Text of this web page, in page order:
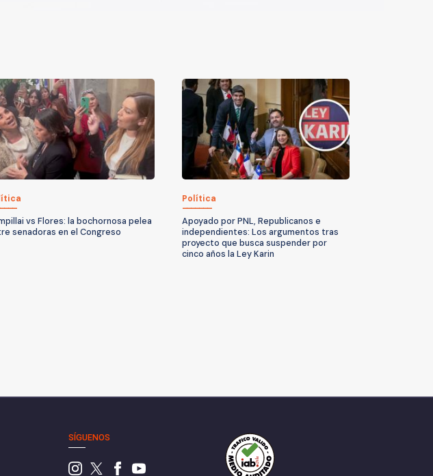
vs Flores: la bochornosa pelea
senadoras en el Congreso
Política
Apoyado por PNL, Republicanos e
independientes: Los argumentos tras
proyecto que busca suspender por
cinco años la Ley Karin
SÍGUENOS